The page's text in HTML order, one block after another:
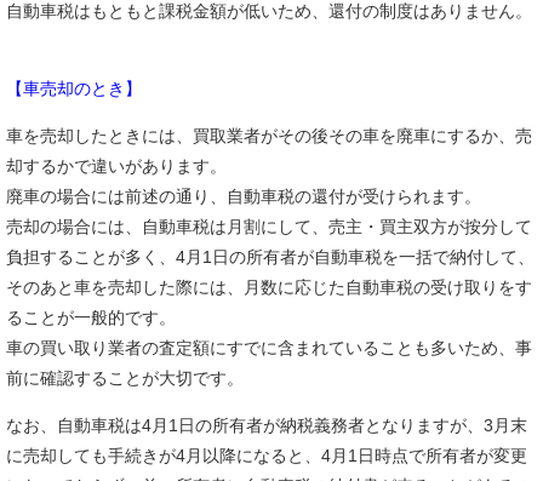
自動車税はもともと課税金額が低いため、還付の制度はありません。
【車売却のとき】
車を売却したときには、買取業者がその後その車を廃車にするか、売
却するかで違いがあります。
廃車の場合には前述の通り、自動車税の還付が受けられます。
売却の場合には、自動車税は月割にして、売主・買主双方が按分して
負担することが多く、4月1日の所有者が自動車税を一括で納付して、
そのあと車を売却した際には、月数に応じた自動車税の受け取りをす
ることが一般的です。
車の買い取り業者の査定額にすでに含まれていることも多いため、事
前に確認することが大切です。
なお、自動車税は4月1日の所有者が納税義務者となりますが、3月末
に売却しても手続きが4月以降になると、4月1日時点で所有者が変更